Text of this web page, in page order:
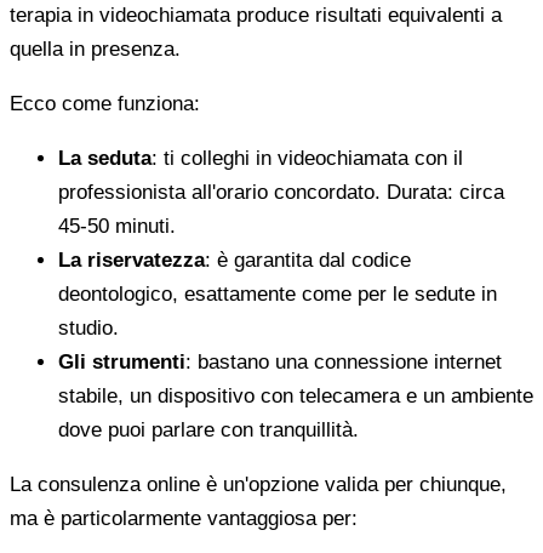
terapia in videochiamata produce risultati equivalenti a
quella in presenza.
Ecco come funziona:
La seduta: ti colleghi in videochiamata con il
professionista all'orario concordato. Durata: circa
45-50 minuti.
La riservatezza: è garantita dal codice
deontologico, esattamente come per le sedute in
studio.
Gli strumenti: bastano una connessione internet
stabile, un dispositivo con telecamera e un ambiente
dove puoi parlare con tranquillità.
La consulenza online è un'opzione valida per chiunque,
ma è particolarmente vantaggiosa per: